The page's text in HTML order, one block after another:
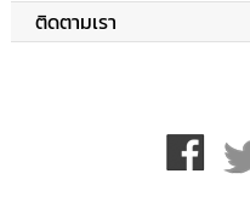
ติดตามเรา